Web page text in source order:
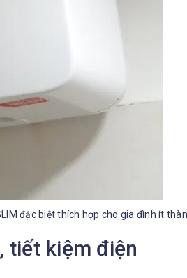
đặc biệt thích hợp cho gia đình ít
tiết kiệm điện